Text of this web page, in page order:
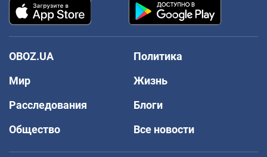
OBOZ.UA
Политика
Мир
Жизнь
Расследования
Блоги
Общество
Все новости